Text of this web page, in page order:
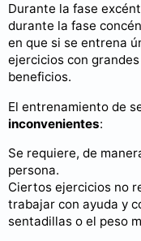
Durante la fase
durante la fase
en que si se entrena
ejercicios con
beneficios.
El entrenamiento de
inconvenientes:
Se requiere, de
persona.
Ciertos ejercicios no
trabajar con ayuda y
sentadillas o el peso